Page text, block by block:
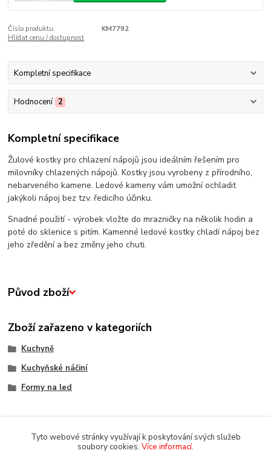
Číslo produktu:
KM7792
Hlídat cenu / dostupnost
Kompletní specifikace
Hodnocení 2
Kompletní specifikace
Žulové kostky pro chlazení nápojů jsou ideálním řešením pro
milovníky chlazených nápojů. Kostky jsou vyrobeny z přírodního,
nebarveného kamene. Ledové kameny vám umožní ochladit
jakýkoli nápoj bez tzv. ředicího účinku.
Snadné použití - výrobek vložte do mrazničky na několik hodin a
poté do sklenice s pitím. Kamenné ledové kostky chladí nápoj bez
jeho zředění a bez změny jeho chuti.
Původ zboží
Zboží zařazeno v kategoriích
Kuchyně
Kuchyňské náčiní
Formy na led
Tyto webové stránky využívají k poskytování svých služeb
soubory cookies. Více informací.